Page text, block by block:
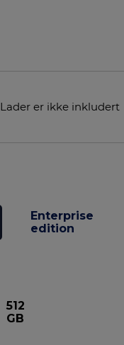
Lader er ikke inkludert
Enterprise
edition
512
GB